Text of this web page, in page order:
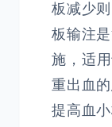
板减少
板输注
施，适
重出血
提高血